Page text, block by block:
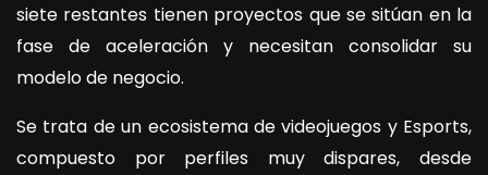
siete restantes tienen proyectos que se sitúan en la
fase de aceleración y necesitan consolidar su
modelo de negocio.
Se trata de un ecosistema de videojuegos y Esports,
compuesto por perfiles muy dispares, desde